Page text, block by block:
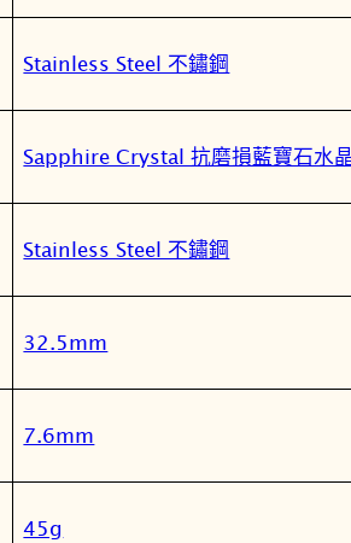
Stainless Steel 不鏽鋼
Sapphire Crystal 抗磨損藍寶石水
Stainless Steel 不鏽鋼
32.5mm
7.6mm
45g